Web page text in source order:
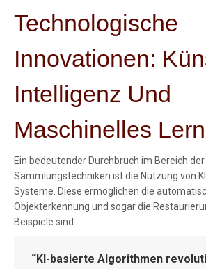
Technologische
Innovationen:
Intelligenz Und
Maschinelles
Ein bedeutender Durchbruch im Bereich der
Sammlungstechniken ist die Nutzung von
Systeme. Diese ermöglichen die
Objekterkennung und sogar die
Beispiele sind:
“KI-basierte Algorithmen